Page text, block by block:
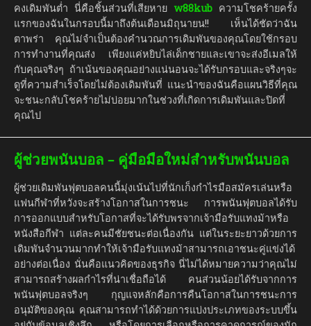
คงเดิมพันต่ำ นี่คือชิ้นส่วนที่เสียหาย w88kub ความโชคร้ายครั้ง
แรกของฉันในกรอบนี้มาถึงต้นเดือนมิถุนายน!! เห็นได้ชัดว่าฉัน
ตาพร่า คุณไม่จำเป็นต้องคำนวณการเดิมพันของคุณโดยใช้กรอบ
การทำงานที่คุณส่ง เพียงแค่หยิบไล่เด็กชายและเขาจะส่งอีเมลให้
กับคุณจริงๆ ถ้าเน้นของคุณอย่างแน่นอนจะได้รับกรอบและจริงๆจะ
ดูที่ความสำเร็จโดยไม่ต้องเดิมพันที่ แนะนำของฉันคือแผนวิธีที่คุณ
จะชนะกลับโชคร้ายไม่บ่อยมากในช่วงที่เกิดการเดิมพันและปิดที่
คุณไป
ผู้ช่วยพนันบอล – คู่มือมือใหม่สำหรับพนันบอล
ผู้ช่วยเดิมพันฟุตบอลคนนี้มุ่งเน้นไปที่นักเก็งกำไรมือสมัครเล่นหรือ
แฟนกีฬาที่หวังจะสร้างโอกาสในการชนะ การพนันฟุตบอลได้รับ
การออกแบบสำหรับโอกาสที่จะได้รับพรจากเจ้ามือรับแทงม้าหรือ
หนังสือกีฬา แต่ละคนมีชัยชนะต่อเนื่องกัน แต่ในระยะยาวด้วยการ
เดิมพันจำนวนมากทำให้เจ้ามือรับแทงม้าสามารถเอาชนะคู่แข่งได้
อย่างต่อเนื่อง นั่นคือแนวคิดของธุรกิจ นี่ไม่ได้หมายความว่าคุณไม่
สามารถสร้างผลกำไรที่น่าเชื่อถือได้ คนส่วนน้อยได้รับจากการ
พนันฟุตบอลจริงๆ กุญแจหลักคือการคืนโอกาสในการชนะการ
อนุมัติของคุณ คุณสามารถทำได้ด้วยการแบ่งประเภทของระบบขึ้น